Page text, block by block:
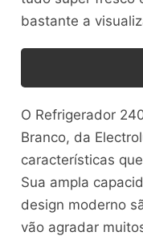
bastante a
O Refrigerador
Branco, da
características
Sua ampla
design moderno
vão agradar